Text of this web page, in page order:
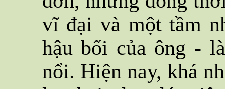
vĩ đại và một tầm
hậu bối của ông -
nổi. Hiện nay, khá